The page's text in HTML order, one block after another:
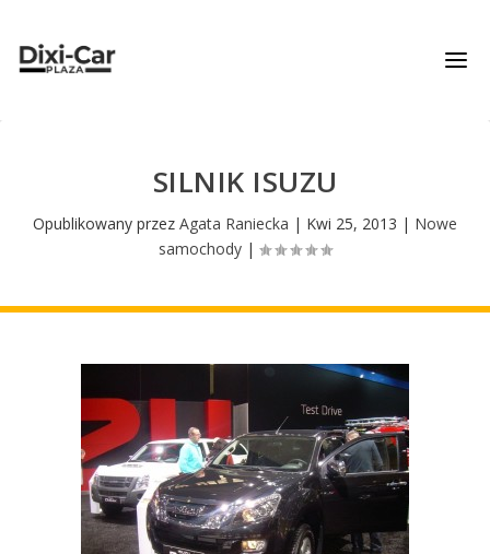
SILNIK ISUZU
Opublikowany przez Agata Raniecka | Kwi 25, 2013 | Nowe
samochody |